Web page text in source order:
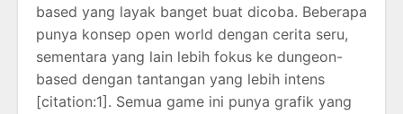
based yang layak banget buat dicoba. Beberapa
punya konsep open world dengan cerita seru,
sementara yang lain lebih fokus ke dungeon-
based dengan tantangan yang lebih intens
[citation:1]. Semua game ini punya grafik yang